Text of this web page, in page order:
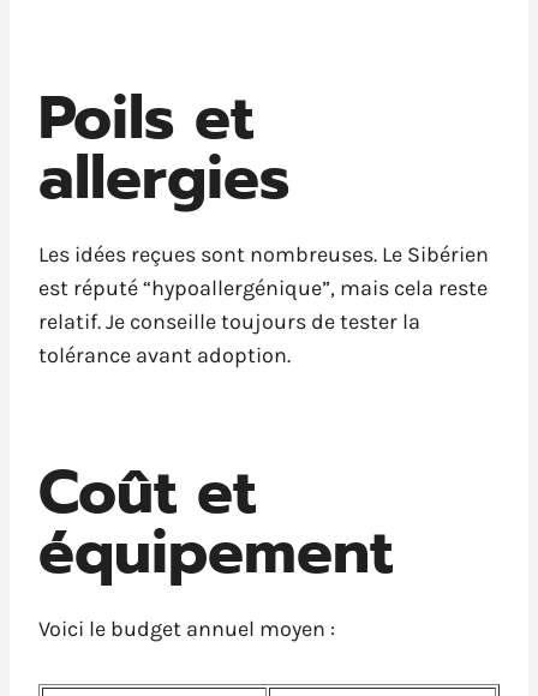
Poils et
allergies
Les idées reçues sont nombreuses. Le Sibérien
est réputé “hypoallergénique”, mais cela reste
relatif. Je conseille toujours de tester la
tolérance avant adoption.
Coût et
équipement
Voici le budget annuel moyen :